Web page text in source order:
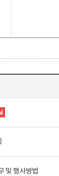
및 행사방법